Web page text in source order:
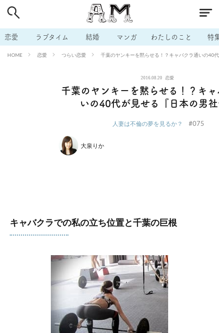
恋愛 ラブタイム 結婚 マンガ わたしのこと 特
HOME 恋愛 つらい恋愛 千葉のヤンキーを黙らせる！？キャバクラ通いの40
2016.08.20 恋愛
千葉のヤンキーを黙らせる！？キ
いの40代が見せる『日本の男
人妻は不倫の夢を見るか？ #075
大泉りか
キャバクラでの私の立ち位置と千葉の巨根
# 男の本音 # セフレ # 不倫
# 出会う方法 # マッチングアプリ # ラブグッズ # 体の相